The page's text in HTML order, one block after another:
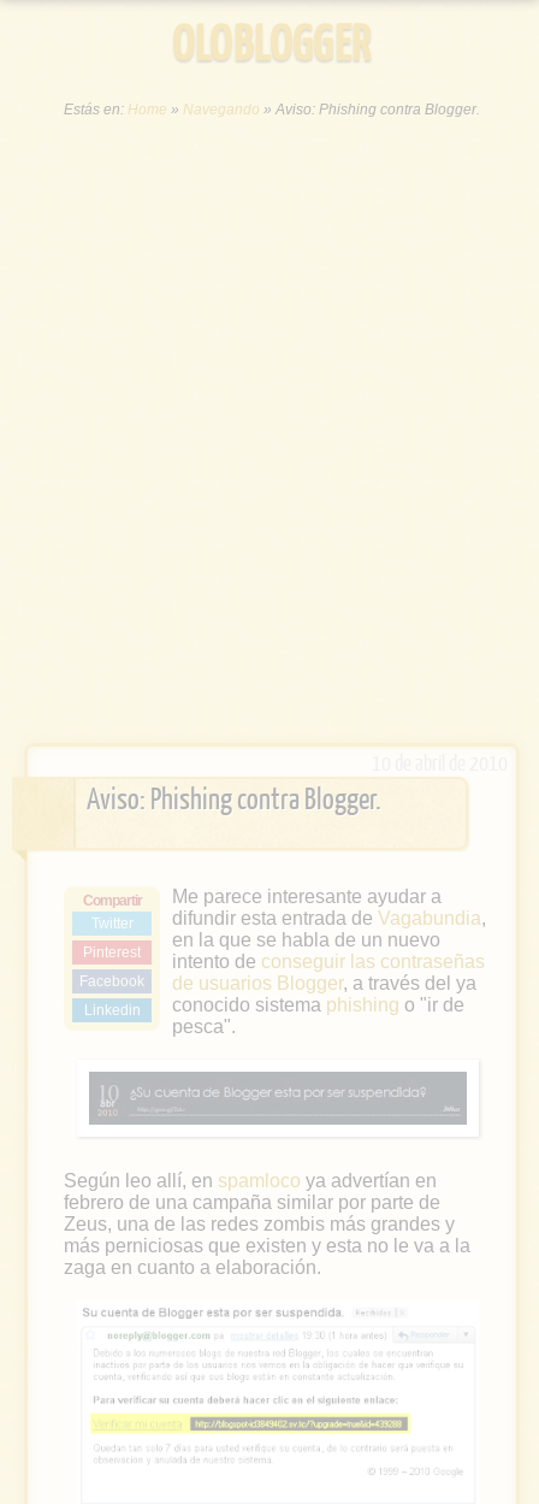
OLOBLOGGER
Estás en: Home» Navegando»Aviso: Phishing contra Blogger.
Aviso: Phishing contra Blogger.
Compartir
Twitter
Pinterest
Facebook
Linkedin
Me parece interesante ayudar a
difundir esta entrada de Vagabundia,
en la que se habla de un nuevo
intento de conseguir las contraseñas
de usuarios Blogger, a través del ya
conocido sistema phishing o "ir de
pesca".
Según leo allí, en spamloco ya advertían en
febrero de una campaña similar por parte de
Zeus, una de las redes zombis más grandes y
más perniciosas que existen y esta no le va a la
zaga en cuanto a elaboración.